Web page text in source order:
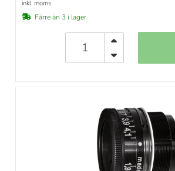
inkl. moms
Färre än 3 i lager